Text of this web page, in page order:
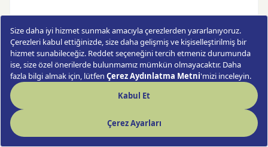
Asker sözleri, askerler başta olmak üzere,
toplumun genelinde vatanseverlik ve azim
Ünlü asker sözlerinden bazıları nelerdir?